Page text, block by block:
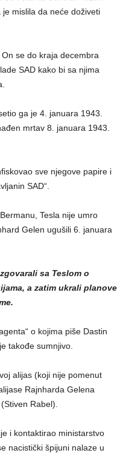
mislila da neće doživeti
se do kraja decembra
SAD kako bi sa njima
ga je 4. januara 1943.
mrtav 8. januara 1943.
sve njegove papire i
SAD“.
Tesla nije umro
Gelen ugušili 6. januara
sa Teslom o
a zatim ukrali planove
o kojima piše Dastin
takođe sumnjivo.
alijas (koji nije pomenut
Rajnharda Gelena
Rabel).
i kontaktirao ministarstvo
nacistički špijuni nalaze u